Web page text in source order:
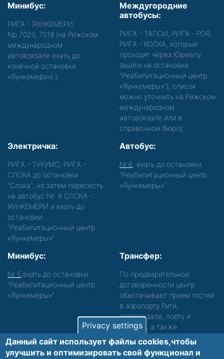
Минибус:
РИГА - ЯУНКЕМЕРИ,
Nр.7020, 7018 (на Рижском
международном
автовокзале ехать до
конечной остановки
«Яункемери») );
Междугородние
автобусы:
РИГА - ТАЛСИ, РИГА - РОЯ,
РИГА - КОЛКА, которые
проходят через Юрмалу
(выйти на остановке
"Реабилитационный центр
«Яункемеры»"), список
можно уточнить на Рижском
международном
автовокзале или в
справочном бюро);
Электричка:
РИГА - ТУКУМС, РИГА -
СЛОКА до остановки
"Слока", но затем пересесть
на автобус Nr. 6 СЛОКА -
ЯУНКЕМЕРИ и ехать до
остановки
"Реабилитационный центр
«Яункемеры»".
Автобус:
Nr.6 , ехать до остановки
"Реабилитационный центр
«Яункемеры»".
Минибус:
Nr.5 ,ехать до остановки
"Реабилитационный центр
«Яункемеры»".
Трансфер:
По предварительной
договоренности центр
обеспечивает прием гостей
в аэропорту Риги,
автовокзале, порту и
вокзале, а также
сопровождение. Просьба
звонить, чтобы уточнить
Privacy settings
Данный сайт использует файлы cookies,чтобы
улучшить и оптимизировать cвой функционал и